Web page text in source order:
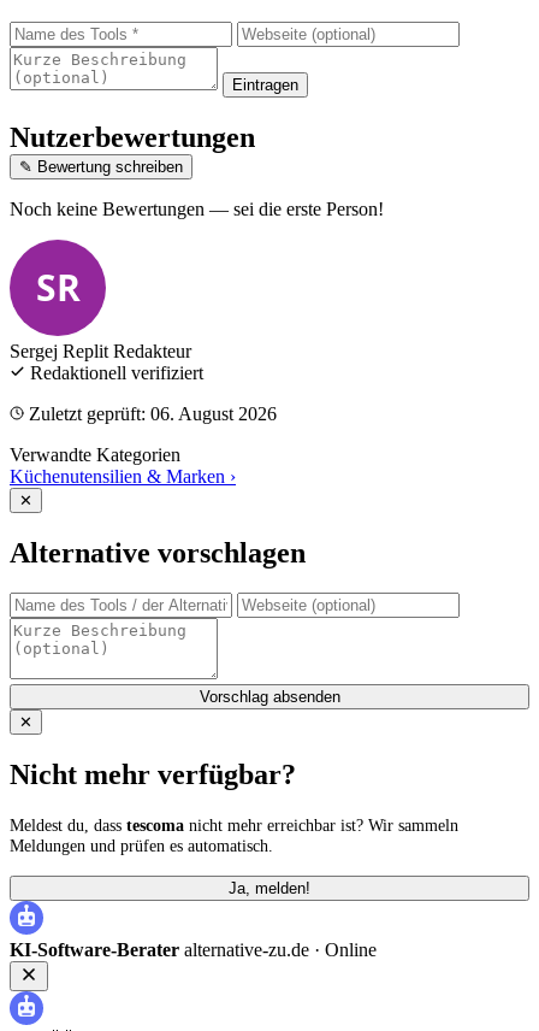
Eintragen
Nutzerbewertungen
✎ Bewertung schreiben
Noch keine Bewertungen — sei die erste Person!
SR
Sergej Replit Redakteur
Redaktionell verifiziert
Zuletzt geprüft: 06. August 2026
Verwandte Kategorien
Küchenutensilien & Marken ›
✕
Alternative vorschlagen
Vorschlag absenden
✕
Nicht mehr verfügbar?
Meldest du, dass tescoma nicht mehr erreichbar ist? Wir sammeln
Meldungen und prüfen es automatisch.
Ja, melden!
KI-Software-Berater alternative-zu.de · Online